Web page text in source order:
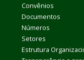
Convênios
Documentos
Números
Setores
Estrutura